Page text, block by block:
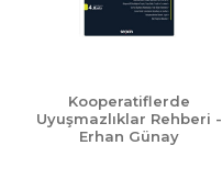
Kooperatiflerde
Uyuşmazlıklar Rehberi -
Erhan Günay